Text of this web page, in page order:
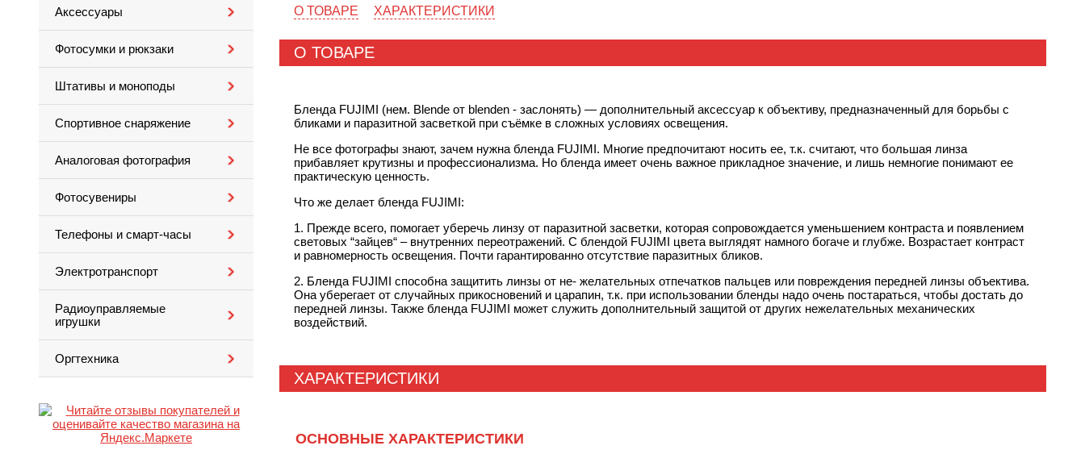
Аксессуары
Фотосумки и рюкзаки
Штативы и моноподы
Спортивное снаряжение
Аналоговая фотография
Фотосувениры
Телефоны и смарт-часы
Электротранспорт
Радиоуправляемые
игрушки
Оргтехника
О ТОВАРЕ ХАРАКТЕРИСТИКИ
О ТОВАРЕ
Бленда FUJIMI (нем. Blende от blenden - заслонять) — дополнительный аксессуар к объективу, предназначенный для борьбы с
бликами и паразитной засветкой при съёмке в сложных условиях освещения.
Не все фотографы знают, зачем нужна бленда FUJIMI. Многие предпочитают носить ее, т.к. считают, что большая линза
прибавляет крутизны и профессионализма. Но бленда имеет очень важное прикладное значение, и лишь немногие понимают ее
практическую ценность.
Что же делает бленда FUJIMI:
1. Прежде всего, помогает уберечь линзу от паразитной засветки, которая сопровождается уменьшением контраста и появлением
световых “зайцев“ – внутренних переотражений. С блендой FUJIMI цвета выглядят намного богаче и глубже. Возрастает контраст
и равномерность освещения. Почти гарантированно отсутствие паразитных бликов.
2. Бленда FUJIMI способна защитить линзы от не- желательных отпечатков пальцев или повреждения передней линзы объектива.
Она уберегает от случайных прикосновений и царапин, т.к. при использовании бленды надо очень постараться, чтобы достать до
передней линзы. Также бленда FUJIMI может служить дополнительный защитой от других нежелательных механических
воздействий.
ХАРАКТЕРИСТИКИ
ОСНОВНЫЕ ХАРАКТЕРИСТИКИ